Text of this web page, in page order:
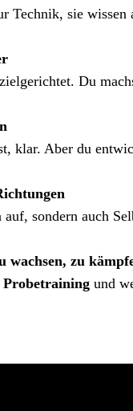
Technik, sie
Du
klar. Aber du
sondern auch
zu
Probetraining und